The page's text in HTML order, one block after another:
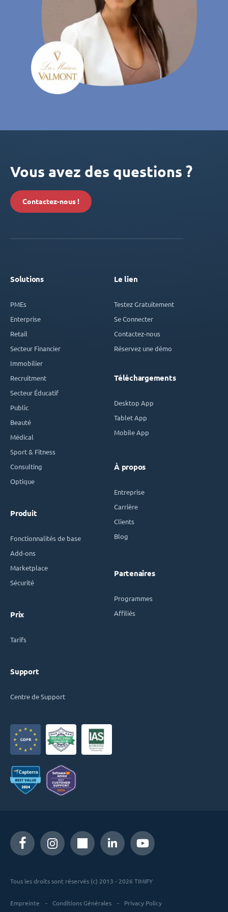
Vous avez des questions ?
Contactez-nous !
Solutions
PMEs
Enterprise
Retail
Secteur Financier
Immobilier
Recruitment
Secteur Éducatif
Public
Beauté
Médical
Sport & Fitness
Consulting
Optique
Produit
Fonctionnalités de base
Add-ons
Marketplace
Sécurité
Prix
Tarifs
Support
Centre de Support
Le lien
Testez Gratuitement
Se Connecter
Contactez-nous
Réservez une démo
Téléchargements
Desktop App
Tablet App
Mobile App
À propos
Entreprise
Carrière
Clients
Blog
Partenaires
Programmes
Affiliés
Tous les droits sont réservés (c) 2013 - 2026 TIMIFY
Empreinte Conditions Générales Privacy Policy